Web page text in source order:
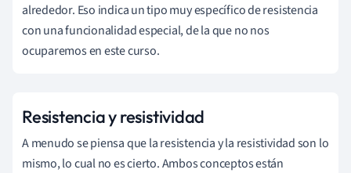
alrededor. Eso indica un tipo muy específico de resistencia
con una funcionalidad especial, de la que no nos
ocuparemos en este curso.
Resistencia y resistividad
A menudo se piensa que la resistencia y la resistividad son lo
mismo, lo cual no es cierto. Ambos conceptos están